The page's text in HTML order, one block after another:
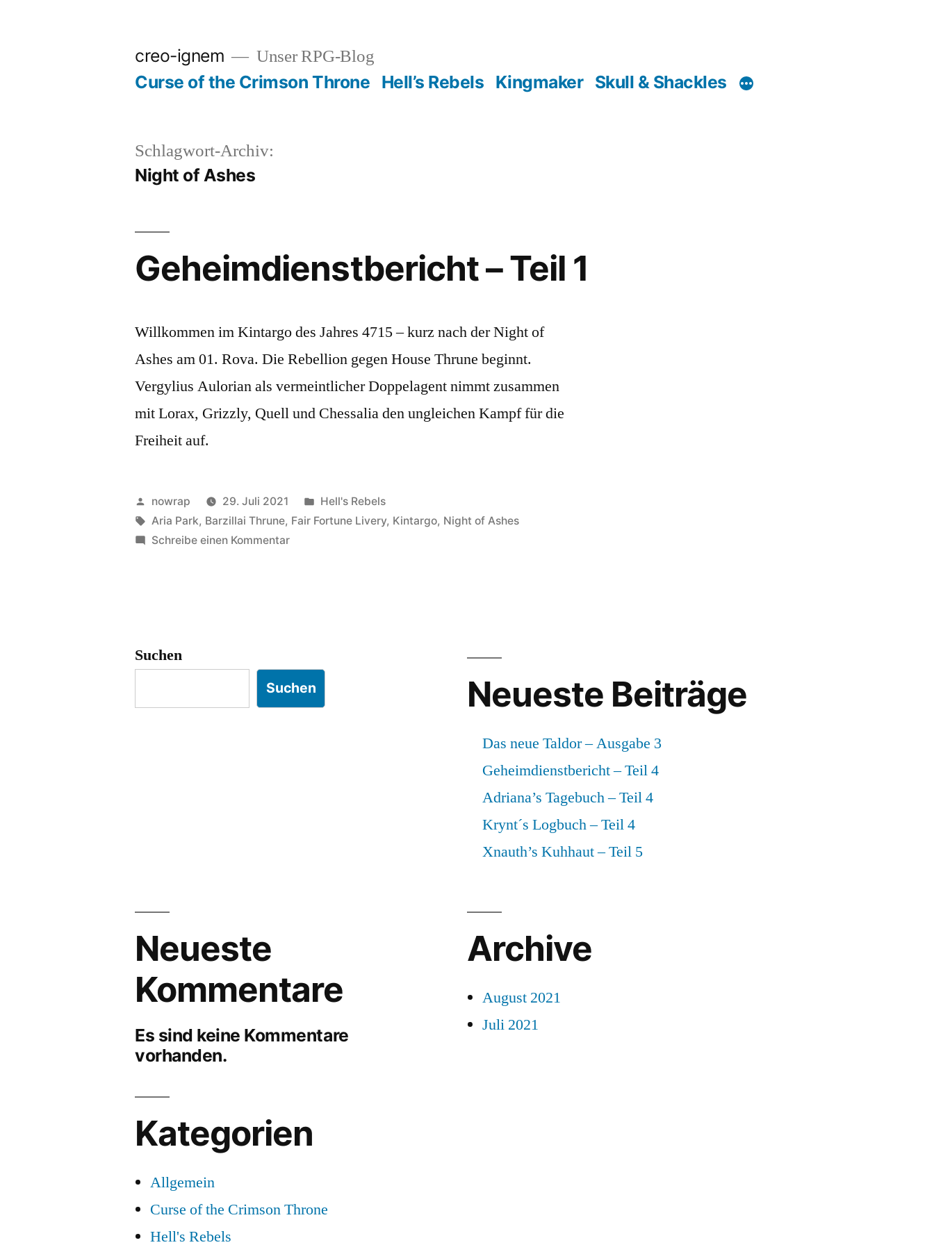
creo-ignem Unser RPG-Blog
Curse of the Crimson Throne Hell’s Rebels Kingmaker Skull & Shackles
Schlagwort-Archiv:
Night of Ashes
Geheimdienstbericht – Teil 1
Willkommen im Kintargo des Jahres 4715 – kurz nach der Night of
Ashes am 01. Rova. Die Rebellion gegen House Thrune beginnt.
Vergylius Aulorian als vermeintlicher Doppelagent nimmt zusammen
mit Lorax, Grizzly, Quell und Chessalia den ungleichen Kampf für die
Freiheit auf.
Veröffentlicht
von
nowrap 29. Juli 2021
Veröffentlicht
unter
Hell's Rebels
Schlagwörter:
Aria Park, Barzillai Thrune, Fair Fortune Livery, Kintargo, Night of Ashes
Schreibe einen Kommentarzu
Suchen
Suchen Neueste Beiträge
Das neue Taldor – Ausgabe 3
Geheimdienstbericht – Teil 4
Adriana’s Tagebuch – Teil 4
Krynt´s Logbuch – Teil 4
Xnauth’s Kuhhaut – Teil 5
Neueste
Kommentare
Es sind keine Kommentare
vorhanden.
Archive
August 2021
Juli 2021
Kategorien
Allgemein
Curse of the Crimson Throne
Hell's Rebels